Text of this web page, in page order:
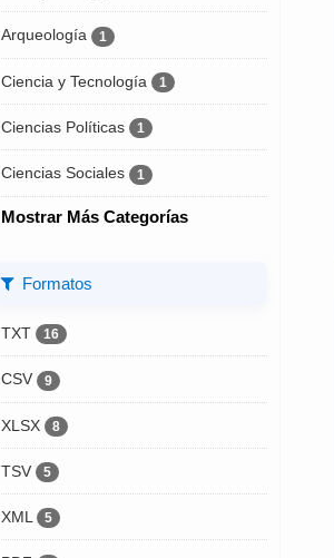
Arqueología 1
Ciencia y Tecnología 1
Ciencias Políticas 1
Ciencias Sociales 1
Mostrar Más Categorías
Formatos
TXT 16
CSV 9
XLSX 8
TSV 5
XML 5